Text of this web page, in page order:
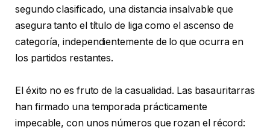
segundo clasificado, una distancia insalvable que
asegura tanto el título de liga como el ascenso de
categoría, independientemente de lo que ocurra en
los partidos restantes.
El éxito no es fruto de la casualidad. Las basauritarras
han firmado una temporada prácticamente
impecable, con unos números que rozan el récord: